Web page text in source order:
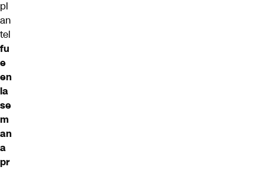
pl
an
tel
fu
e
en
la
se
m
an
a
pr